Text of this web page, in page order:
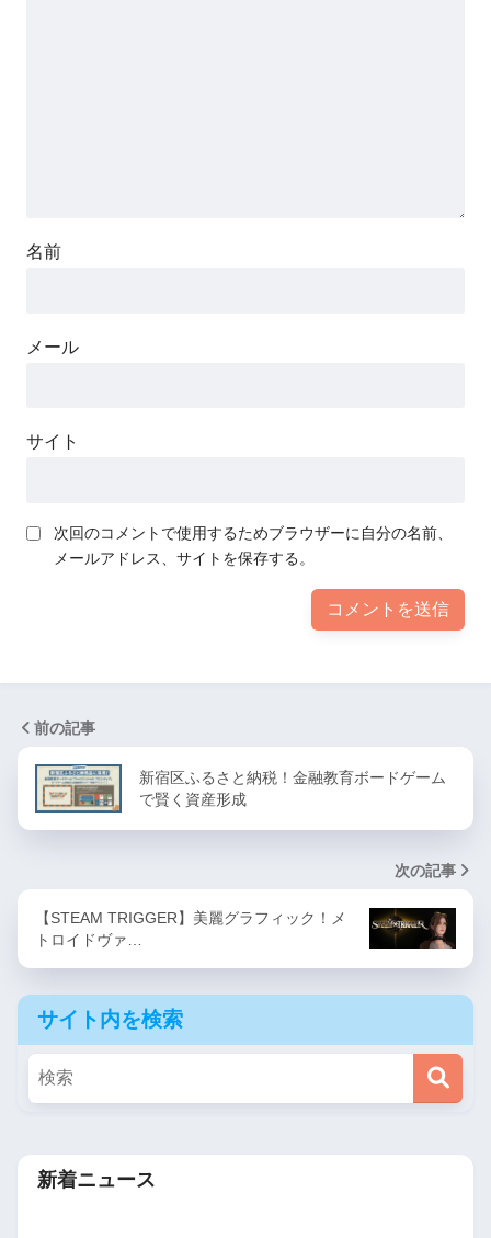
名前
メール
サイト
次回のコメントで使用するためブラウザーに自分の名前、
メールアドレス、サイトを保存する。
前の記事
新宿区ふるさと納税！金融教育ボードゲーム
で賢く資産形成
次の記事
【STEAM TRIGGER】美麗グラフィック！メ
トロイドヴァ…
サイト内を検索
新着ニュース